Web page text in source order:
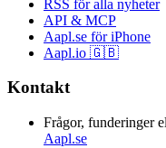
RSS för alla nyheter
API & MCP
Aapl.se för iPhone
Aapl.io 🇬🇧
Kontakt
Frågor, funderinger
Aapl.se